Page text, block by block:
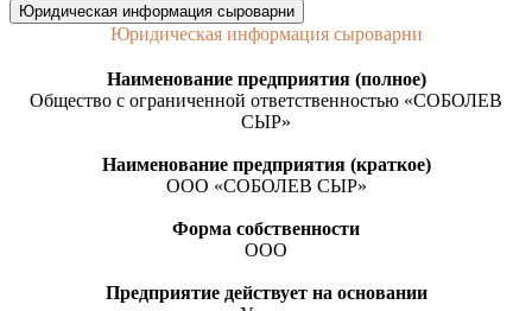
Юридическая информация сыроварни
Юридическая информация сыроварни
Наименование предприятия (полное)
Общество с ограниченной ответственностью «СОБОЛЕВ
СЫР»
Наименование предприятия (краткое)
ООО «СОБОЛЕВ СЫР»
Форма собственности
ООО
Предприятие действует на основании